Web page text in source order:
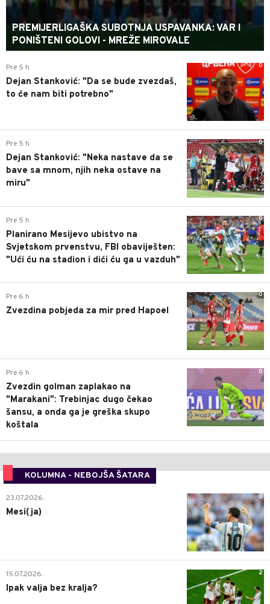
PREMIJERLIGAŠKA SUBOTNJA USPAVANKA: VAR I
PONIŠTENI GOLOVI - MREŽE MIROVALE
0
Pre 5 h
Dejan Stanković: "Da se bude zvezdaš,
to će nam biti potrebno"
0
Pre 5 h
Dejan Stanković: "Neka nastave da se
bave sa mnom, njih neka ostave na
miru"
0
Pre 5 h
Planirano Mesijevo ubistvo na
Svjetskom prvenstvu, FBI obaviješten:
"Ući ću na stadion i dići ću ga u vazduh"
0
Pre 6 h
Zvezdina pobjeda za mir pred Hapoel
0
Pre 6 h
Zvezdin golman zaplakao na
"Marakani": Trebinjac dugo čekao
šansu, a onda ga je greška skupo
koštala
KOLUMNA - NEBOJŠA ŠATARA
0
23.07.2026.
Mesi(ja)
2
15.07.2026.
Ipak valja bez kralja?